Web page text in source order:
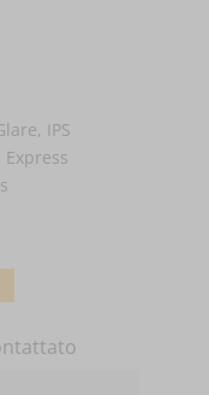
IPS
Express